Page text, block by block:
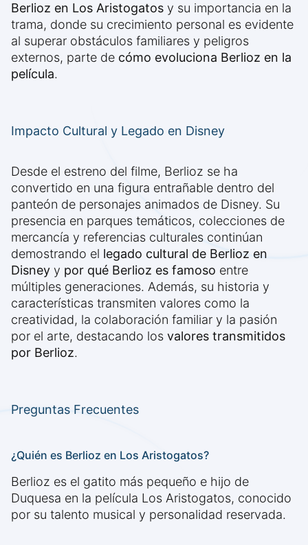
Berlioz en Los Aristogatos y su importancia en la
trama, donde su crecimiento personal es evidente
al superar obstáculos familiares y peligros
externos, parte de cómo evoluciona Berlioz en la
película.
Impacto Cultural y Legado en Disney
Desde el estreno del filme, Berlioz se ha
convertido en una figura entrañable dentro del
panteón de personajes animados de Disney. Su
presencia en parques temáticos, colecciones de
mercancía y referencias culturales continúan
demostrando el legado cultural de Berlioz en
Disney y por qué Berlioz es famoso entre
múltiples generaciones. Además, su historia y
características transmiten valores como la
creatividad, la colaboración familiar y la pasión
por el arte, destacando los valores transmitidos
por Berlioz.
Preguntas Frecuentes
¿Quién es Berlioz en Los Aristogatos?
Berlioz es el gatito más pequeño e hijo de
Duquesa en la película Los Aristogatos, conocido
por su talento musical y personalidad reservada.